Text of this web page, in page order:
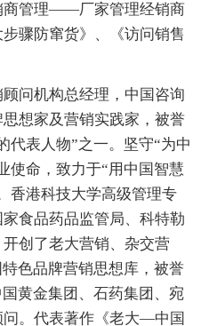
商管理——厂家管理经销商
骤防窜货》、《访问销售
问机构总经理，中国咨询
想家及营销实践家，被誉
代表人物”之一。坚守“为中
使命，致力于“用中国智慧
香港科技大学高级管理专
食品药品监管局、科特勒
开创了老大营销、杂交营
色品牌营销思想库，被誉
黄金集团、石药集团、宛
。代表著作《老大—中国